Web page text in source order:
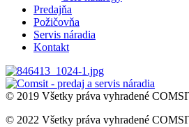
Predajňa
Požičovňa
Servis náradia
Kontakt
© 2019 Všetky práva vyhradené
© 2022 Všetky práva vyhradené